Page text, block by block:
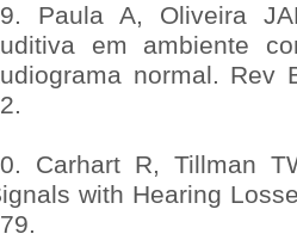
Paula A, Oliveira
em ambiente
normal. Rev
Carhart R, Tillman
with Hearing